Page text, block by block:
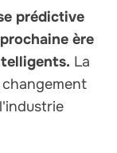
prédictive
ère
La